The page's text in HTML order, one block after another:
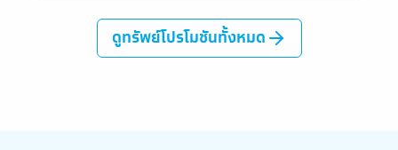
ดูทรัพย์โปรโมชันทั้งหมด